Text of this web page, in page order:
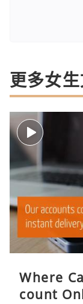
更多女
Where
count